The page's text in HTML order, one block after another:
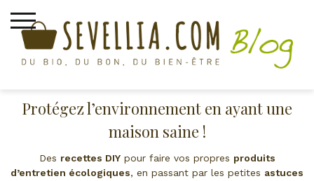
content
Maison saine & éco-responsable
Protégez l’environnement en ayant une
maison saine !
Des recettes DIYpour faire vos propres produits
d’entretien écologiques, en passant par les petites astuces